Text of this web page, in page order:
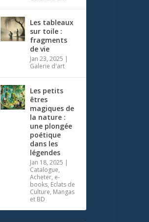
Les tableaux
sur toile :
fragments
de vie
Jan 23, 2025 |
Galerie d'art
Les petits
êtres
magiques de
la nature :
une plongée
poétique
dans les
légendes
Jan 18, 2025 |
Catalogue,
Acheter, e-
books, Eclats de
Culture, Mangas
et BD